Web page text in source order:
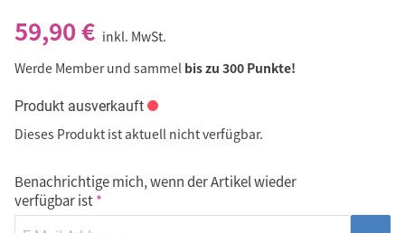
59,90 € inkl. MwSt.
Werde Member und sammel bis zu 300 Punkte!
Produkt ausverkauft
Dieses Produkt ist aktuell nicht verfügbar.
Benachrichtige mich, wenn der Artikel wieder
verfügbar ist